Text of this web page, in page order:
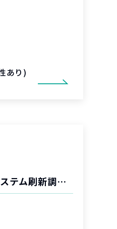
あり)
大手通信会社_大手重工業メーカー事業系システム刷新調達関連システム要件定義と進捗管理支援